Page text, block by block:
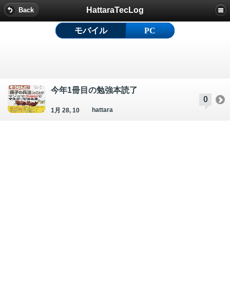
Back HattaraTecLog
0
今年1冊目の勉強本読了
1月 28, 10 hattara
モバイル PC